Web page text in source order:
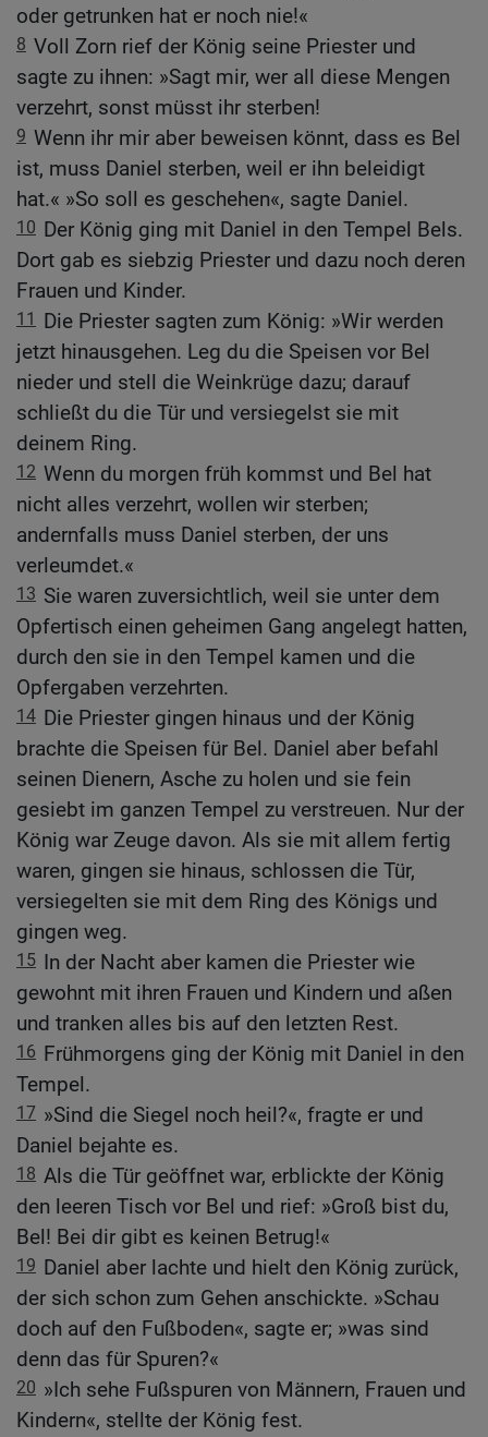
oder getrunken hat er noch nie!«
8 Voll Zorn rief der König seine Priester und
sagte zu ihnen: »Sagt mir, wer all diese Mengen
verzehrt, sonst müsst ihr sterben!
9 Wenn ihr mir aber beweisen könnt, dass es Bel
ist, muss Daniel sterben, weil er ihn beleidigt
hat.« »So soll es geschehen«, sagte Daniel.
10 Der König ging mit Daniel in den Tempel Bels.
Dort gab es siebzig Priester und dazu noch deren
Frauen und Kinder.
11
Die Priester sagten zum König: »Wir werden
jetzt hinausgehen. Leg du die Speisen vor Bel
nieder und stell die Weinkrüge dazu; darauf
schließt du die Tür und versiegelst sie mit
deinem Ring.
12 Wenn du morgen früh kommst und Bel hat
nicht alles verzehrt, wollen wir sterben;
andernfalls muss Daniel sterben, der uns
verleumdet.«
13 Sie waren zuversichtlich, weil sie unter dem
Opfertisch einen geheimen Gang angelegt hatten,
durch den sie in den Tempel kamen und die
Opfergaben verzehrten.
14 Die Priester gingen hinaus und der König
brachte die Speisen für Bel. Daniel aber befahl
seinen Dienern, Asche zu holen und sie fein
gesiebt im ganzen Tempel zu verstreuen. Nur der
König war Zeuge davon. Als sie mit allem fertig
waren, gingen sie hinaus, schlossen die Tür,
versiegelten sie mit dem Ring des Königs und
gingen weg.
15 In der Nacht aber kamen die Priester wie
gewohnt mit ihren Frauen und Kindern und aßen
und tranken alles bis auf den letzten Rest.
16 Frühmorgens ging der König mit Daniel in den
Tempel.
17 »Sind die Siegel noch heil?«, fragte er und
Daniel bejahte es.
18 Als die Tür geöffnet war, erblickte der König
den leeren Tisch vor Bel und rief: »Groß bist du,
Bel! Bei dir gibt es keinen Betrug!«
19 Daniel aber lachte und hielt den König zurück,
der sich schon zum Gehen anschickte. »Schau
doch auf den Fußboden«, sagte er; »was sind
denn das für Spuren?«
20 »Ich sehe Fußspuren von Männern, Frauen und
Kindern«, stellte der König fest.